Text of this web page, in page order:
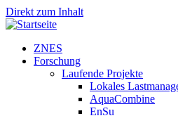
Direkt zum Inhalt
ZNES
Forschung
Laufende Projekte
Lokales
AquaCombine
EnSu